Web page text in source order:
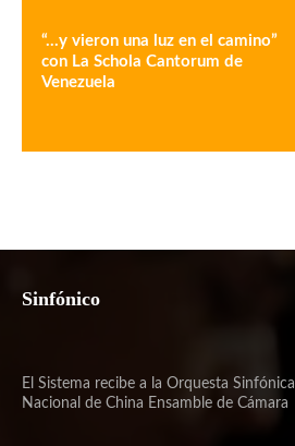
“…y vieron una luz en el camino”
con La Schola Cantorum de
Venezuela
Sinfónico
El Sistema recibe a la Orquesta Sinfónica
Nacional de China Ensamble de Cámara